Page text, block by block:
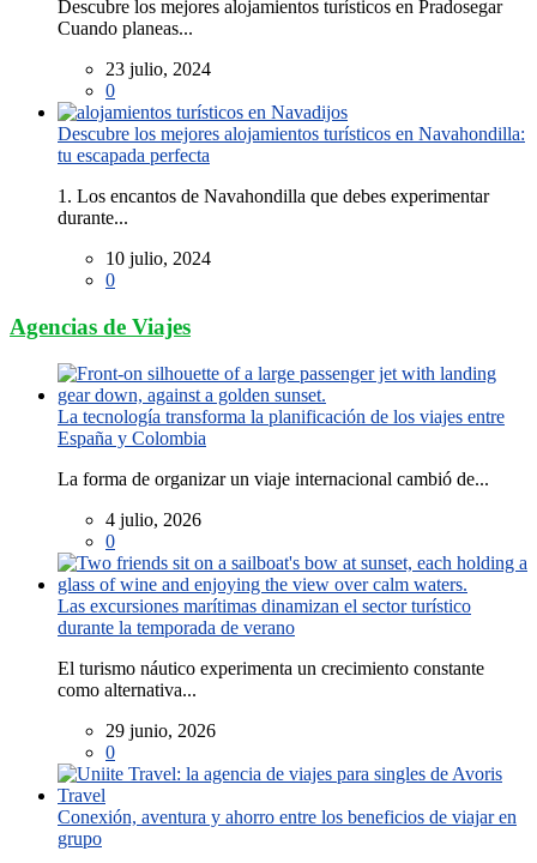
Descubre los mejores alojamientos turísticos en Pradosegar
Cuando planeas...
23 julio, 2024
0
Descubre los mejores alojamientos turísticos en Navahondilla:
tu escapada perfecta
1. Los encantos de Navahondilla que debes experimentar
durante...
10 julio, 2024
0
Agencias de Viajes
La tecnología transforma la planificación de los viajes entre
España y Colombia
La forma de organizar un viaje internacional cambió de...
4 julio, 2026
0
Las excursiones marítimas dinamizan el sector turístico
durante la temporada de verano
El turismo náutico experimenta un crecimiento constante
como alternativa...
29 junio, 2026
0
Conexión, aventura y ahorro entre los beneficios de viajar en
grupo